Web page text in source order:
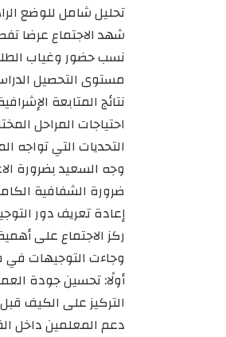
تحليل شامل للوضع
شهد الاجتماع عرضا
نسب حضور وغياب
مستوى التحصيل
نتائج المتابعة
احتياجات المراحل
التحديات التي تواجه
وجه السعيد بضرورة
ضرورة الشفافية
إعادة تعريف دور
ركز الاجتماع على
وجاءت التوجيهات في
أولًا: تحسين جودة
التركيز على الكيف
دعم المعلمين داخل